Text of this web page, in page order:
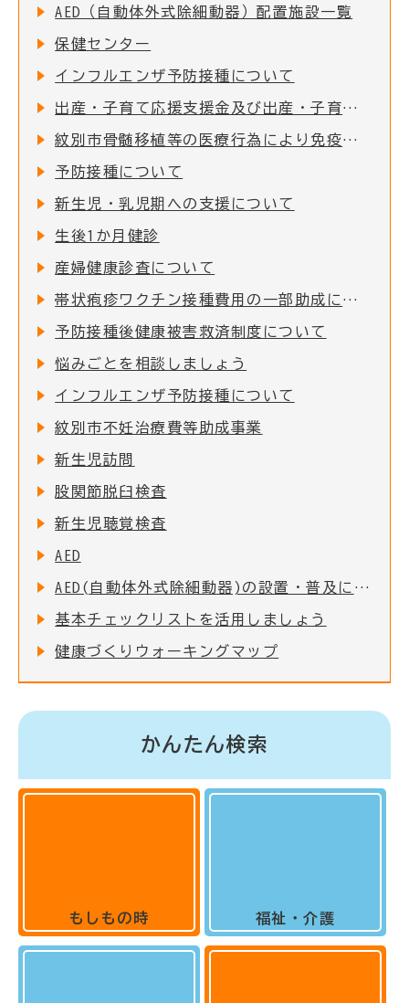
AED（自動体外式除細動器）配置施設一覧
保健センター
インフルエンザ予防接種について
出産・子育て応援支援金及び出産・子育て応援ギフト(妊婦支援給付)について
紋別市骨髄移植等の医療行為により免疫を失った者に対する予防接種費用助成
予防接種について
新生児・乳児期への支援について
生後1か月健診
産婦健康診査について
帯状疱疹ワクチン接種費用の一部助成について
予防接種後健康被害救済制度について
悩みごとを相談しましょう
インフルエンザ予防接種について
紋別市不妊治療費等助成事業
新生児訪問
股関節脱臼検査
新生児聴覚検査
AED
AED(自動体外式除細動器)の設置・普及について
基本チェックリストを活用しましょう
健康づくりウォーキングマップ
かんたん検索
もしもの時 福祉・介護